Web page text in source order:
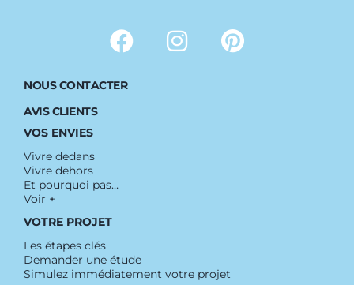
NOUS CONTACTER
AVIS CLIENTS
VOS ENVIES
Vivre dedans
Vivre dehors
Et pourquoi pas…
Voir +
VOTRE PROJET
Les étapes clés
Demander une étude
Simulez immédiatement votre projet